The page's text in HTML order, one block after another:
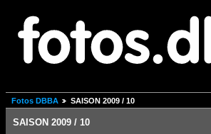
Fotos DBBA SAISON 2009 / 10
SAISON 2009 / 10